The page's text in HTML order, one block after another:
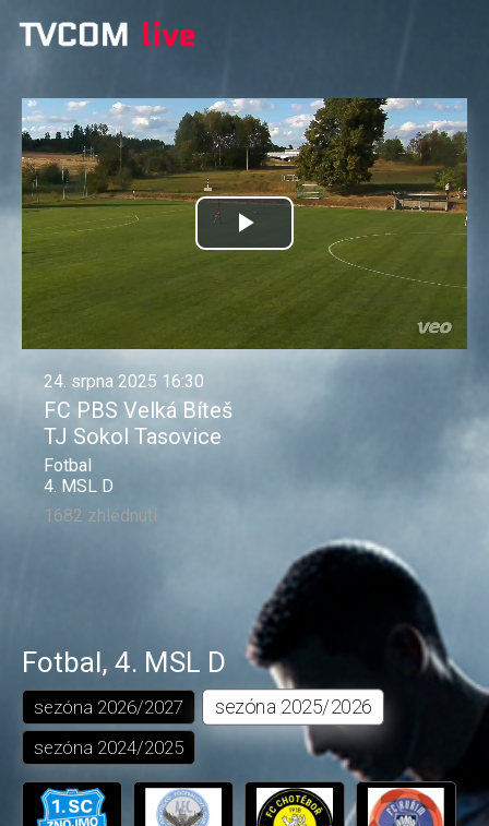
Přehrát
video
24. srpna 2025 16:30
FC PBS Velká Bíteš
TJ Sokol Tasovice
Fotbal
4. MSL D
1682 zhlédnutí
Fotbal, 4. MSL D
sezóna 2026/2027 sezóna 2025/2026
sezóna 2024/2025